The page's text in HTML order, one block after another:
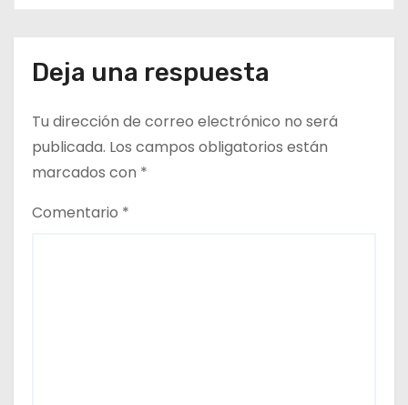
r
d
a
s
Deja una respuesta
Tu dirección de correo electrónico no será
publicada. Los campos obligatorios están
marcados con *
Comentario *